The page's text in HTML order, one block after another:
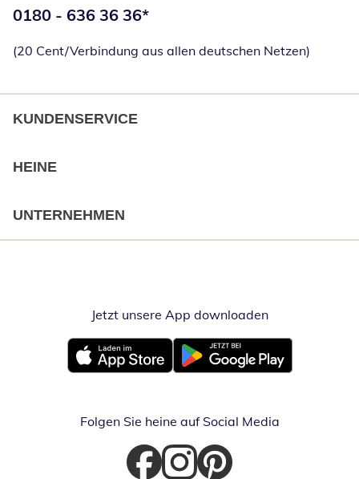
Telefonnummer:
0180 - 636 36 36*
(20 Cent/Verbindung aus allen deutschen Netzen)
KUNDENSERVICE
HEINE
UNTERNEHMEN
Jetzt unsere App downloadenÖffnet in
Öffnet in neuem FensterÖffnet in neuem Fenster
Folgen Sie heine auf Social Media